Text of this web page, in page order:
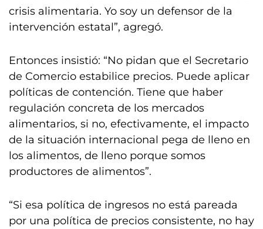
crisis alimentaria. Yo soy un defensor de la
intervención estatal”, agregó.
Entonces insistió: “No pidan que el Secretario
de Comercio estabilice precios. Puede aplicar
políticas de contención. Tiene que haber
regulación concreta de los mercados
alimentarios, si no, efectivamente, el impacto
de la situación internacional pega de lleno en
los alimentos, de lleno porque somos
productores de alimentos”.
“Si esa política de ingresos no está pareada
por una política de precios consistente, no hay